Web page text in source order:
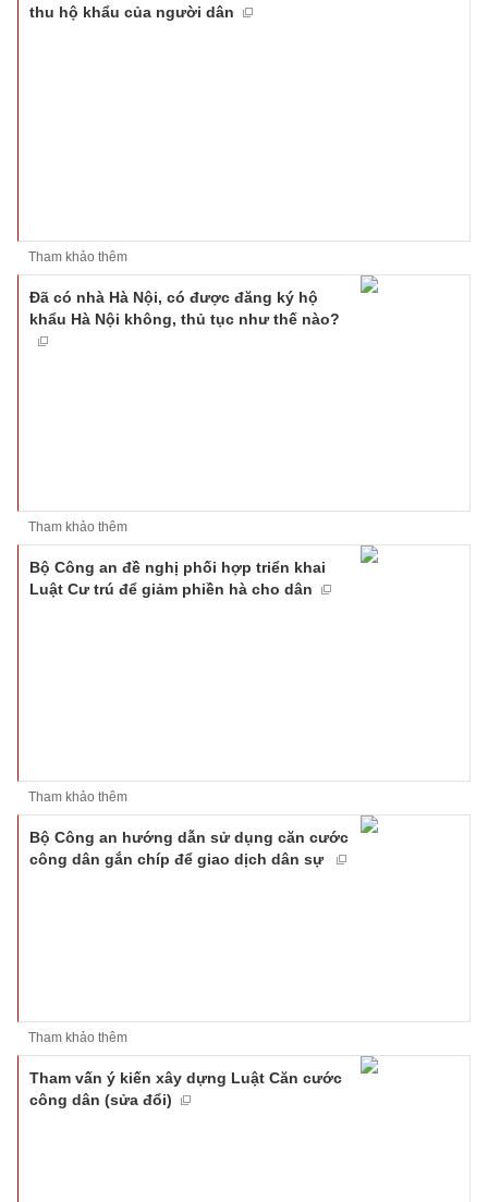
thu hộ khẩu của người dân
Tham khảo thêm
Đã có nhà Hà Nội, có được đăng ký hộ
khẩu Hà Nội không, thủ tục như thế nào?
Tham khảo thêm
Bộ Công an đề nghị phối hợp triển khai
Luật Cư trú để giảm phiền hà cho dân
Tham khảo thêm
Bộ Công an hướng dẫn sử dụng căn cước
công dân gắn chíp để giao dịch dân sự
Tham khảo thêm
Tham vấn ý kiến xây dựng Luật Căn cước
công dân (sửa đổi)